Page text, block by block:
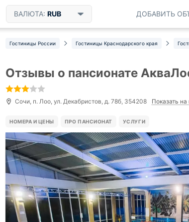
ВАЛЮТА: RUB ДОБАВИТЬ
Гостиницы России Гостиницы Краснодарского края
Отзывы о пансионате
Сочи, п. Лоо, ул. Декабристов, д. 78б, 354208 Показать на
НОМЕРА И ЦЕНЫ ПРО ПАНСИОНАТ УСЛУГИ